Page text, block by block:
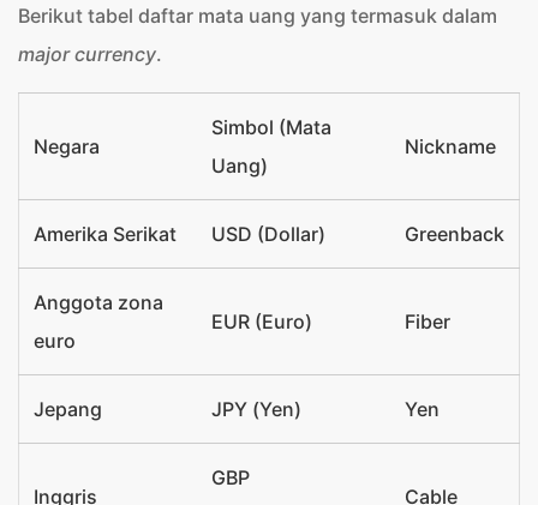
Berikut tabel daftar mata uang yang termasuk dalam
major currency.
Negara
Simbol (Mata
Uang)
Nickname
Amerika Serikat USD (Dollar) Greenback
Anggota zona
euro
EUR (Euro) Fiber
Jepang JPY (Yen) Yen
Inggris
GBP
Cable